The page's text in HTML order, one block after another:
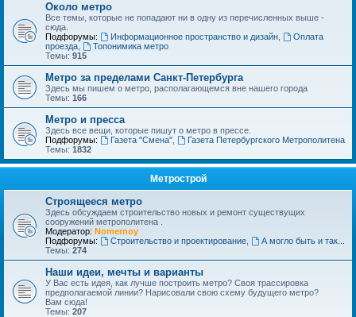
Около метро
Все темы, которые не попадают ни в одну из перечисленных выше -
сюда.
Подфорумы:
Информационное пространство и дизайн,
Оплата
проезда
Топонимика метро
Темы: 915
Метро за пределами Санкт-Петербурга
Здесь мы пишем о метро, располагающемся вне нашего города
Темы: 166
Метро и пресса
Здесь все вещи, которые пишут о метро в прессе.
Подфорумы:
Газета "Смена",
Газета Петербургского Метрополитена
Темы: 1832
Метрострой
Строящееся метро
Здесь обсуждаем строительство новых и ремонт существущих
сооружений метрополитена .
Модератор: Nomernoy
Подфорумы:
Строительство и проектирование,
А могло быть и так...
Темы: 274
Наши идеи, мечты и варианты
У Вас есть идея, как лучше построить метро? Своя трассировка
предполагаемой линии? Нарисовали свою схему будущего метро?
Вам сюда!
Темы: 207